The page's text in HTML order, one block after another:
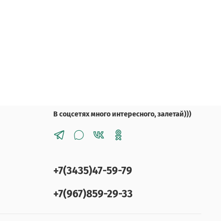
В соцсетях много интересного, залетай)))
+7(3435)47-59-79
+7(967)859-29-33